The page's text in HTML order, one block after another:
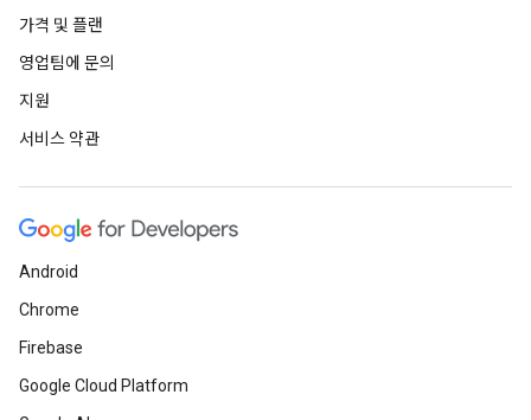
가격 및 플랜
영업팀에 문의
지원
서비스 약관
Android
Chrome
Firebase
Google Cloud Platform